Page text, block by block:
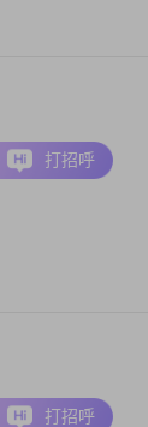
打招呼
打招呼